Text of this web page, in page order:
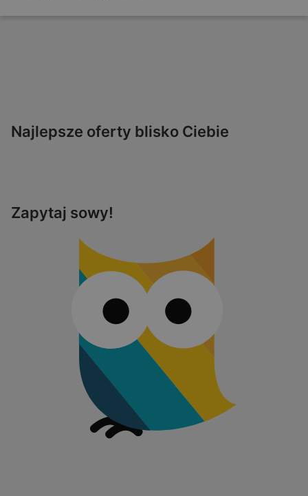
Najlepsze oferty blisko Ciebie
Zapytaj sowy!